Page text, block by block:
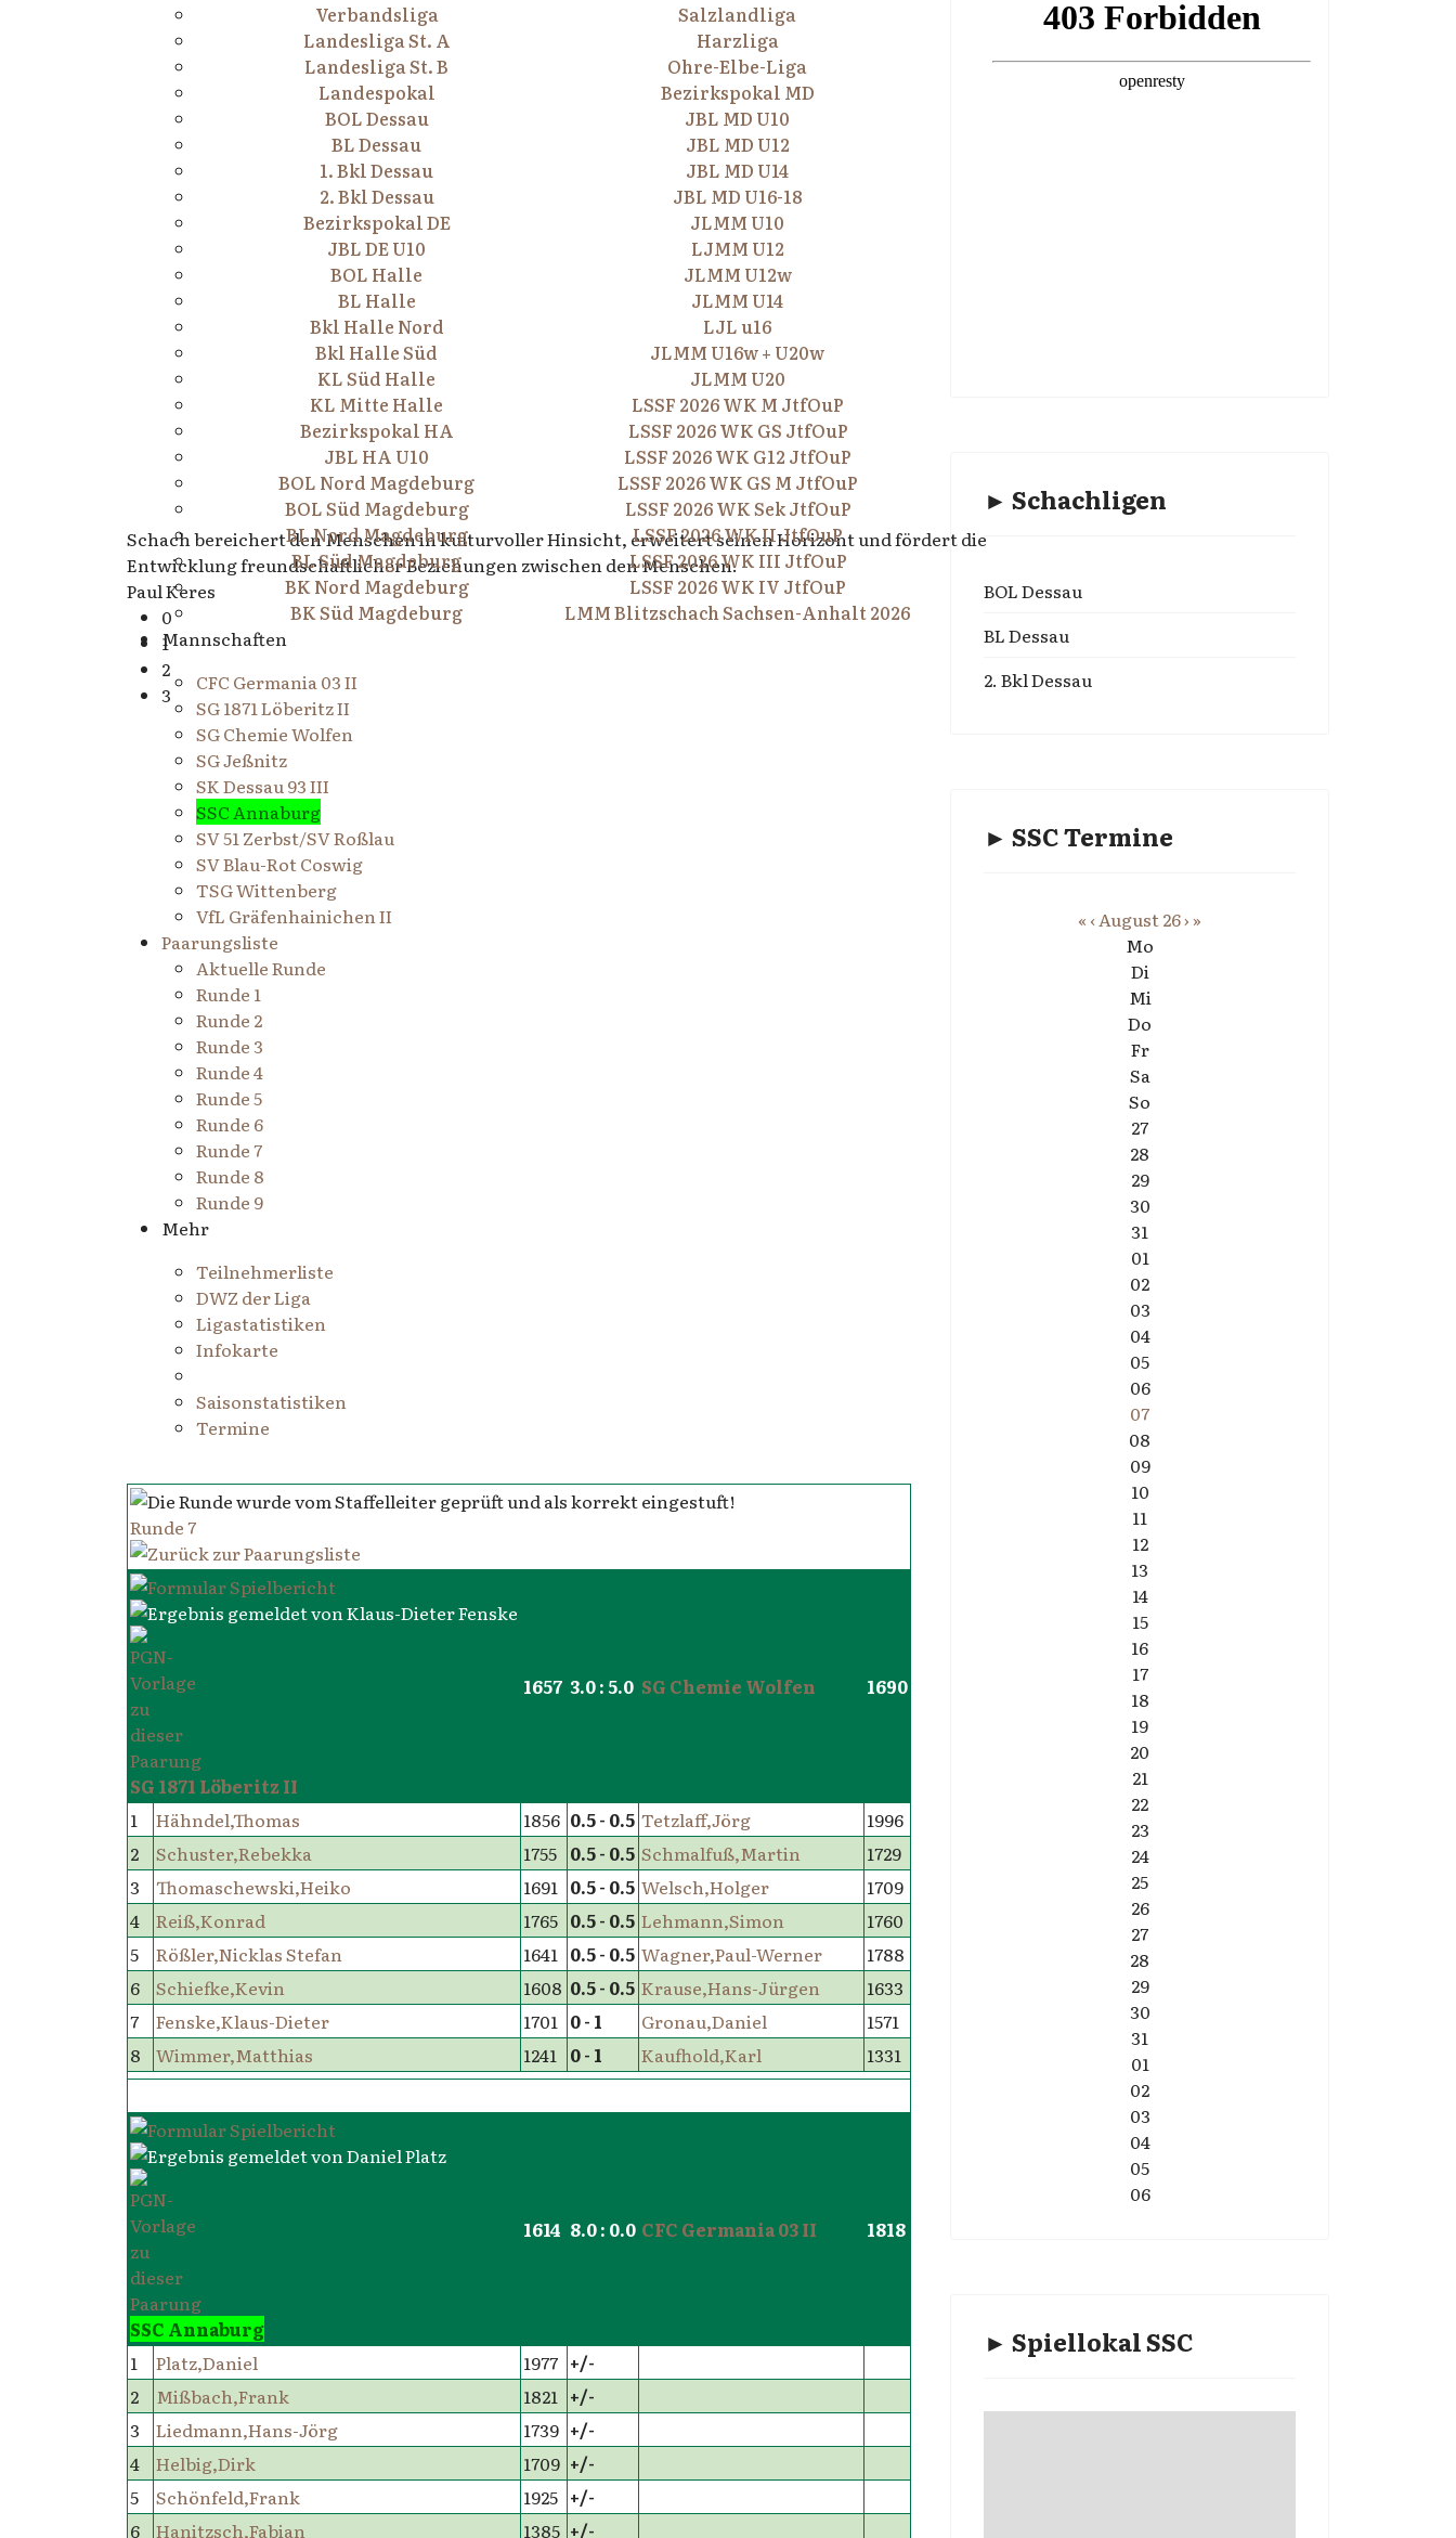
Schach bereichert den Menschen in kulturvoller Hinsicht, erweitert seinen Horizont und fördert die
Entwicklung freundschaftlicher Beziehungen zwischen den Menschen.
Paul Keres
0
1
2
3
Verbandsliga
Salzlandliga
Landesliga St. A
Harzliga
Landesliga St. B
Ohre-Elbe-Liga
Landespokal
Bezirkspokal MD
BOL Dessau
JBL MD U10
BL Dessau
JBL MD U12
1. Bkl Dessau
JBL MD U14
2. Bkl Dessau
JBL MD U16-18
Bezirkspokal DE
JLMM U10
JBL DE U10
LJMM U12
BOL Halle
JLMM U12w
BL Halle
JLMM U14
Bkl Halle Nord
LJL u16
Bkl Halle Süd
JLMM U16w + U20w
KL Süd Halle
JLMM U20
KL Mitte Halle
LSSF 2026 WK M JtfOuP
Bezirkspokal HA
LSSF 2026 WK GS JtfOuP
JBL HA U10
LSSF 2026 WK G12 JtfOuP
BOL Nord Magdeburg
LSSF 2026 WK GS M JtfOuP
BOL Süd Magdeburg
LSSF 2026 WK Sek JtfOuP
BL Nord Magdeburg
LSSF 2026 WK II JtfOuP
BL Süd Magdeburg
LSSF 2026 WK III JtfOuP
BK Nord Magdeburg
LSSF 2026 WK IV JtfOuP
BK Süd Magdeburg
LMM Blitzschach Sachsen-Anhalt 2026
Mannschaften
CFC Germania 03 II
SG 1871 Löberitz II
SG Chemie Wolfen
SG Jeßnitz
SK Dessau 93 III
SSC Annaburg
SV 51 Zerbst/SV Roßlau
SV Blau-Rot Coswig
TSG Wittenberg
VfL Gräfenhainichen II
Paarungsliste
Aktuelle Runde
Runde 1
Runde 2
Runde 3
Runde 4
Runde 5
Runde 6
Runde 7
Runde 8
Runde 9
Mehr
Teilnehmerliste
DWZ der Liga
Ligastatistiken
Infokarte
Saisonstatistiken
Termine
Runde 7
SG 1871 Löberitz II
1657 3.0 : 5.0 SG Chemie Wolfen 1690
1 Hähndel,Thomas 1856 0.5 - 0.5 Tetzlaff,Jörg
1996
2
Schuster,Rebekka 1755 0.5 - 0.5 Schmalfuß,Martin
1729
3
Thomaschewski,Heiko 1691 0.5 - 0.5 Welsch,Holger
1709
4
Reiß,Konrad 1765 0.5 - 0.5 Lehmann,Simon
1760
5
Rößler,Nicklas Stefan 1641 0.5 - 0.5 Wagner,Paul-Werner
1788
6
Schiefke,Kevin 1608 0.5 - 0.5 Krause,Hans-Jürgen
1633
7
Fenske,Klaus-Dieter 1701 0 - 1 Gronau,Daniel
1571
8
Wimmer,Matthias 1241 0 - 1 Kaufhold,Karl 1331
SSC Annaburg
1614 8.0 : 0.0 CFC Germania 03 II 1818
1 Platz,Daniel 1977 +/-
2
Mißbach,Frank 1821 +/-
3
Liedmann,Hans-Jörg 1739 +/-
4
Helbig,Dirk 1709 +/-
5
Schönfeld,Frank 1925 +/-
6
Hanitzsch,Fabian 1385 +/-
► Schachligen
BOL Dessau
BL Dessau
2. Bkl Dessau
► SSC Termine
« ‹August 26› »
Mo
Di
Mi
Do
Fr
Sa
So
27
28
29
30
31
01
02
03
04
05
06
07
08
09
10
11
12
13
14
15
16
17
18
19
20
21
22
23
24
25
26
27
28
29
30
31
01
02
03
04
05
06
► Spiellokal SSC